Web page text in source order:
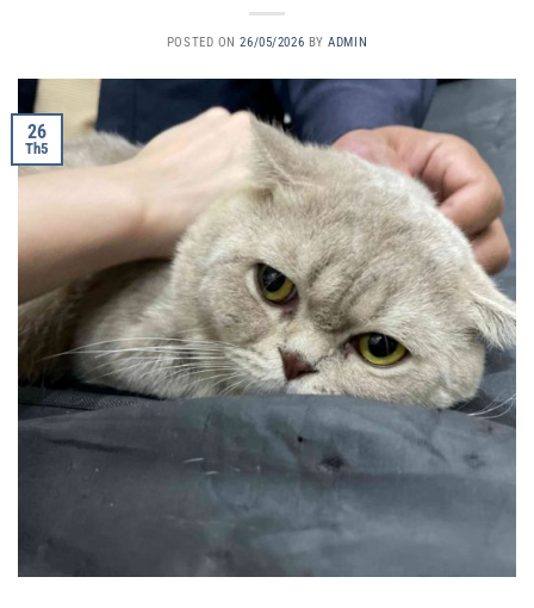
POSTED ON26/05/2026 BYADMIN
26
Th5